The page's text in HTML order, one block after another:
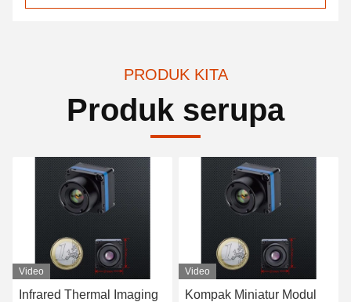
PRODUK KITA
Produk serupa
Video
Kompak Miniatur Modul
Video
Bidang pandang luas